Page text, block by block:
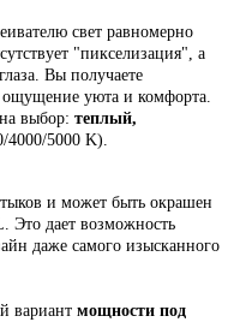
свет равномерно
"пикселизация", а
Вы получаете
ощущение уюта и комфорта.
выбор: теплый,
4000/5000 K).
и может быть окрашен
Это дает возможность
даже самого изысканного
вариант мощности под